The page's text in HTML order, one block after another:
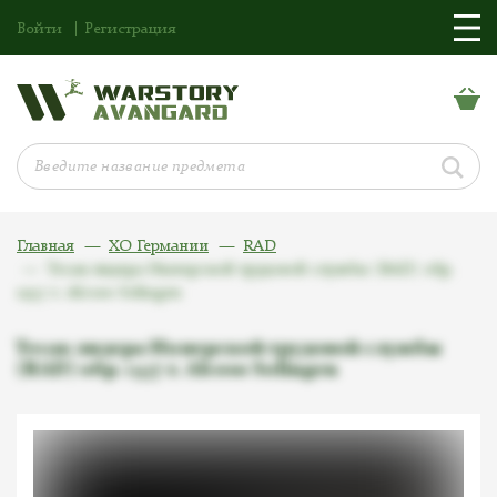
Войти Регистрация
Главная ХО Германии
RAD
Тесак лидера Имперской трудовой службы
(RAD) обр. 1937 г. Alcoso Solingen